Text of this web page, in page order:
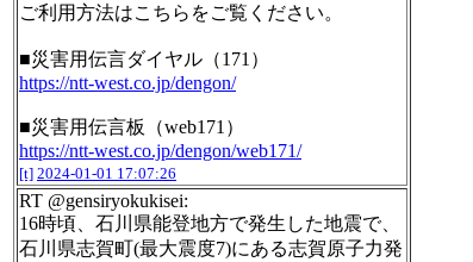
ご利用方法はこちらをご覧ください。
■災害用伝言ダイヤル（171）
https://ntt-west.co.jp/dengon/
■災害用伝言板（web171）
https://ntt-west.co.jp/dengon/web171/
[t] 2024-01-01 17:07:26
RT @gensiryokukisei:
16時頃、石川県能登地方で発生した地震で、
石川県志賀町(最大震度7)にある志賀原子力発